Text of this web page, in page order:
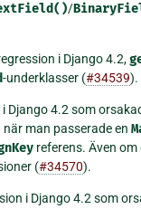
/
i Django 4.2,
-underklasser (#34539).
Django 4.2 som
när man passerade en
referens. Även
(#34570).
i Django 4.2 som